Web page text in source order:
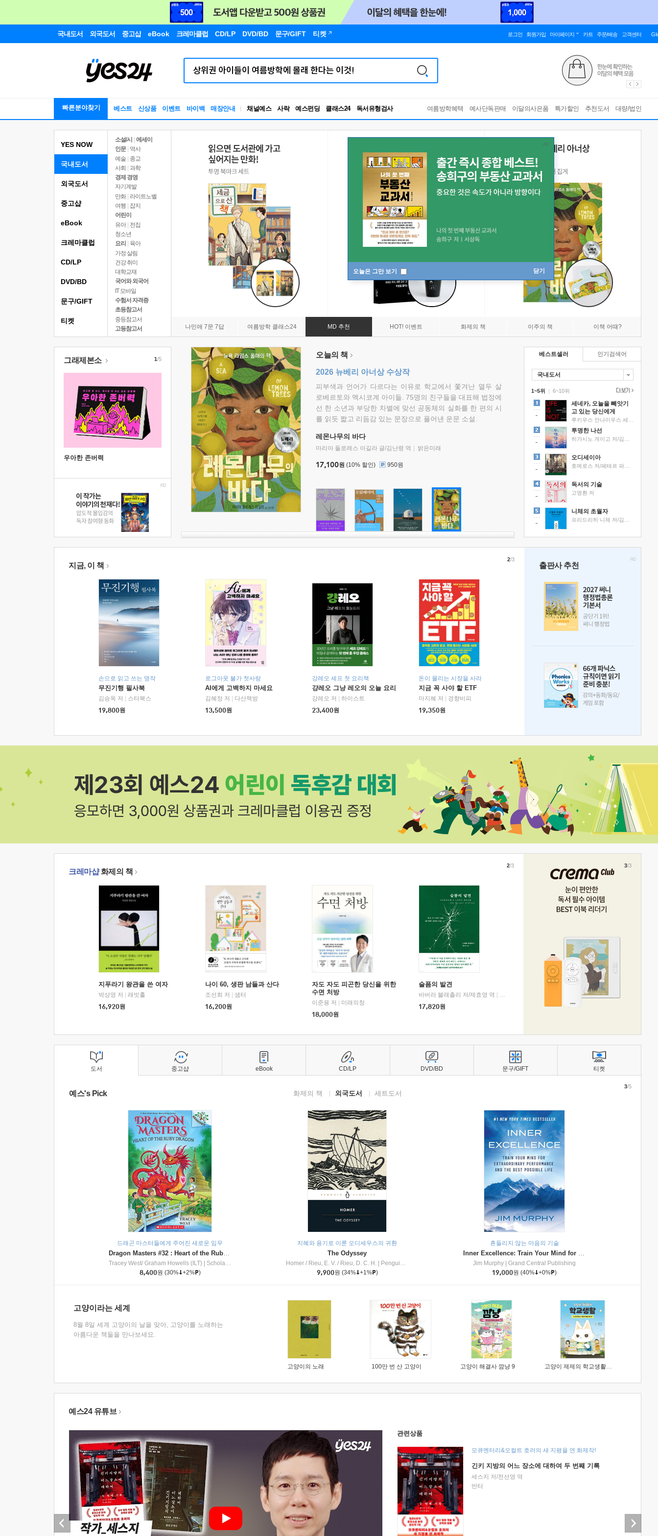
국내도서 외국도서 중고샵 eBook 크레마클럽 CD/LP DVD/BD 문구/GIFT 티켓 로그인 회원가입 마이페이지 카트 주문/배송 고객센터
빠른분야찾기 베스트 신상품 이벤트 바이백 매장안내 채널예스 사락 예스펀딩 클래스24
RBTI Lab
독서유형검사
여름방학혜택 예사단독판매 이달의사은품 특가할인 추천도서 대량/법인
오늘은 그만 보기 닫기
YES NOW
국내도서
소설/시
에세이
인문
역사
예술 | 종교
사회 | 과학
경제 경영
자기계발
만화 | 라이트노벨
여행
잡지
어린이
유아 | 전집
청소년
요리
육아
가정 살림
건강 취미
대학교재
국어와 외국어
IT 모바일
수험서 자격증
초등참고서
중등참고서
고등참고서
나민애 7문 7답 여름방학 클래스24 MD 추천 HOT! 이벤트 화제의 책 이주의 책 이책 어때?
외국도서
중고샵
eBook
크레마클럽
CD/LP
DVD/BD
문구/GIFT
티켓
그래제본소
우아한 존버력
1/5 오늘의 책
2026 뉴베리 아너상 수상작
피부색과 언어가 다르다는 이유로 학교에서 쫓겨난 열두 살
로베르토와 멕시코계 아이들. 75명의 친구들을 대표해 법정에
선 한 소년과 부당한 차별에 맞선 공동체의 실화를 한 편의 시
를 읽듯 짧고 리듬감 있는 문장으로 풀어낸 운문 소설.
레몬나무의 바다
마리아 돌로레스 아길라 글/김난령 역 밝은미래
17,100원 (10% 할인) 950원
베스트셀러
국내도서
1~5위 |
세네카, 오늘을 빼앗기
고 있는 당신에게
투명한 나선
오디세이아
독서의 기술
고명환 저
니체의 초월자
6~10위
인기검색어
지금, 이 책
손으로 읽고 쓰는 명작
무진기행 필사북
김승옥 저
스타북스
19,800원
로그아웃 불가 첫사랑
AI에게 고백하지 마세요
김혜정 저
다산책방
13,500원
강레오 셰프 첫 요리책
걍레오 그냥 레오의 오늘 요리
강레오 저
하이스트
23,400원
돈이 몰리는 시장을 사라
지금 꼭 사야 할 ETF
마지혜 저
경향비피
19,350원
2/3
출판사 추천
크레마샵화제의 책
지푸라기 왕관을 쓴 여자
박상영 저
래빗홀
16,920원
나이 60, 생판 남들과 산다
조선희 저
샘터
16,200원
자도 자도 피곤한 당신을 위한
수면 처방
이준용 저
미래의창
18,000원
슬픔의 발견
바버라 블래츨리 저/제효영 역
디플롯
17,820원
2/3 3/3
도서
예스's Pick 화제의 책 외국도서 세트도서
드래곤 마스터들에게 주어진 새로운 임무
Dragon Masters #32 : Heart of the Ruby Dragon (A Branches Book)
Tracey West/ Graham Howells (ILT)
Scholastic Inc
8,400원 (30% +2% )
지혜와 용기로 이룬 오디세우스의 귀환
The Odyssey
Homer / Rieu, E. V. / Rieu, D. C. H.
Penguin Group
9,900원 (34% +1% )
흔들리지 않는 마음의 기술
Inner Excellence: Train Your Mind for Extraordinary Performance and the Best Possible Life
Jim Murphy
Grand Central Publishing
19,000원 (40% +0% )
3/5
고양이라는 세계
8월 8일 세계 고양이의 날을 맞아, 고양이를 노래하는
아름다운 책들을 만나보세요.
고양이의 노래 100만 번 산 고양이 고양이 해결사 깜냥 9 고양이 제제의 학교생활 1 : 초등학생이 이렇게 힘들 줄이야
중고샵 eBook CD/LP DVD/BD 문구/GIFT 티켓
예스24 유튜브
관련상품
모큐멘터리&오컬트 호러의 새 지평을 연 화제작!
긴키 지방의 어느 장소에 대하여 두 번째 기록
세스지 저/전선영 역
반타